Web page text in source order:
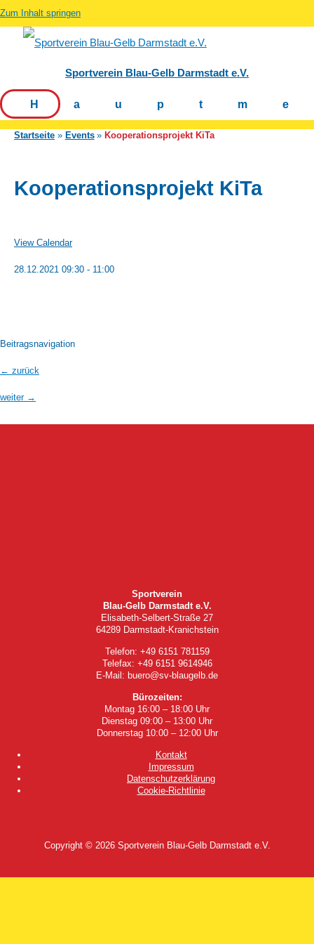
Zum Inhalt springen
Sportverein Blau-Gelb Darmstadt e.V.
Startseite Events Kooperationsprojekt KiTa
Kooperationsprojekt KiTa
View Calendar
28.12.2021 09:30 - 11:00
Beitragsnavigation
← zurück
weiter →
Sportverein
Blau-Gelb Darmstadt e.V.
Elisabeth-Selbert-Straße 27
64289 Darmstadt-Kranichstein
Telefon: +49 6151 781159
Telefax: +49 6151 9614946
E-Mail: buero@sv-blaugelb.de
Bürozeiten:
Montag 16:00 – 18:00 Uhr
Dienstag 09:00 – 13:00 Uhr
Donnerstag 10:00 – 12:00 Uhr
Kontakt
Impressum
Datenschutzerklärung
Cookie-Richtlinie
Copyright © 2026 Sportverein Blau-Gelb Darmstadt e.V.